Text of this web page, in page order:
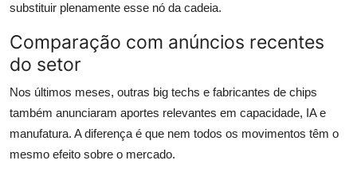
substituir plenamente esse nó da cadeia.
Comparação com anúncios recentes
do setor
Nos últimos meses, outras big techs e fabricantes de chips
também anunciaram aportes relevantes em capacidade, IA e
manufatura. A diferença é que nem todos os movimentos têm o
mesmo efeito sobre o mercado.